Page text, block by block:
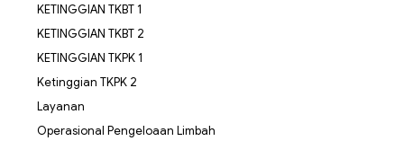
KETINGGIAN TKBT 1
KETINGGIAN TKBT 2
KETINGGIAN TKPK 1
Ketinggian TKPK 2
Layanan
Operasional Pengeloaan Limbah